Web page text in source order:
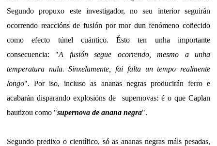
Segundo propuxo este investigador, no seu interior seguirán
ocorrendo reaccións de fusión por mor dun fenómeno coñecido
como efecto túnel cuántico. Ésto ten unha importante
consecuencia: "A fusión segue ocorrendo, mesmo a unha
temperatura nula. Sinxelamente, fai falta un tempo realmente
longo". Por iso, incluso as ananas negras producirán ferro e
acabarán disparando explosións de supernovas: é o que Caplan
bautizou como "supernova de anana negra".
Segundo predixo o científico, só as ananas negras máis pesadas,